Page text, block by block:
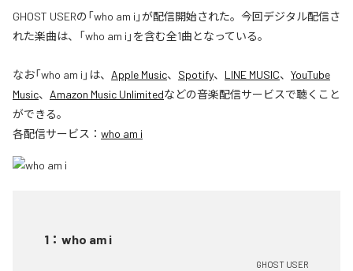
GHOST USERの「who am i」が配信開始された。今回デジタル配信さ
れた楽曲は、「who am i」を含む全1曲となっている。
なお「who am i 」は、 Apple Music、 Spotify、 LINE MUSIC、 YouTube
Music、 Amazon Music Unlimitedなどの音楽配信サービスで聴くこと
ができる。
各配信サービス： who am i
1 ： who am i
GHOST USER